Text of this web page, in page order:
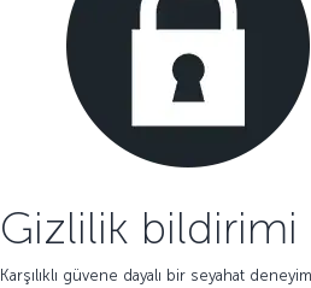
Gizlilik bildirimi
Karşılıklı güvene dayalı bir seyahat